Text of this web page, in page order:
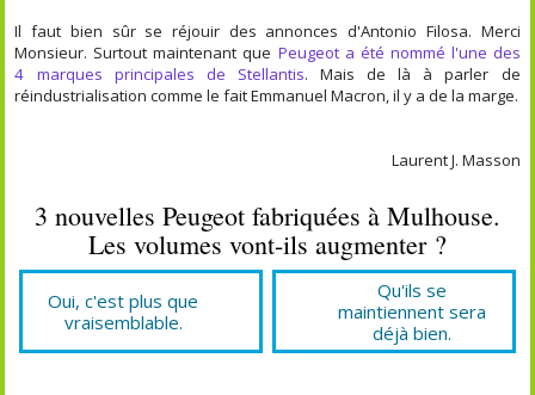
Il faut bien sûr se réjouir des annonces d'Antonio Filosa. Merci
Monsieur. Surtout maintenant que Peugeot a été nommé l'une des
4 marques principales de Stellantis. Mais de là à parler de
réindustrialisation comme le fait Emmanuel Macron, il y a de la marge.
Laurent J. Masson
3 nouvelles Peugeot fabriquées à Mulhouse.
Les volumes vont-ils augmenter ?
Oui, c'est plus que
vraisemblable.
Qu'ils se
maintiennent sera
déjà bien.